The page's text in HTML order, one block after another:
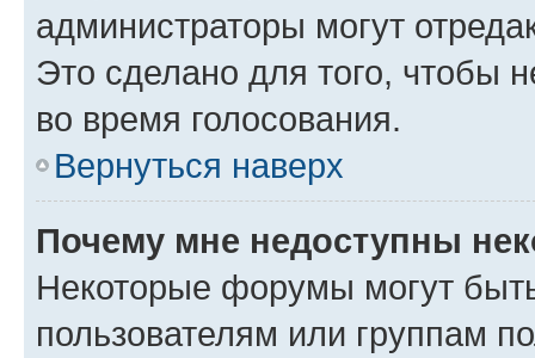
администраторы могут
Это сделано для того, чтобы
во время голосования.
Вернуться наверх
Почему мне недоступны
Некоторые форумы могут
пользователям или группам